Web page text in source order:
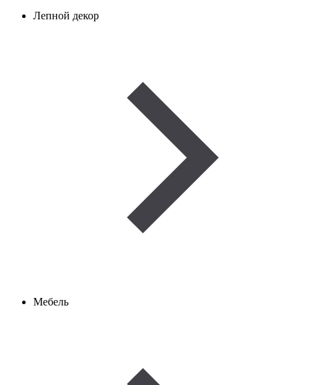
Лепной декор
Мебель